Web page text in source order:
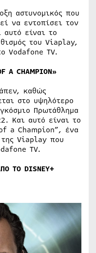
αστυνομικός που
να εντοπίσει τον
είναι το
του Viaplay,
Vodafone TV.
A CHAMPION»
καθώς
στο υψηλότερο
Πρωτάθλημα
Και αυτό είναι το
a Champion”, ένα
της Viaplay που
TV.
O TO DISNEY+